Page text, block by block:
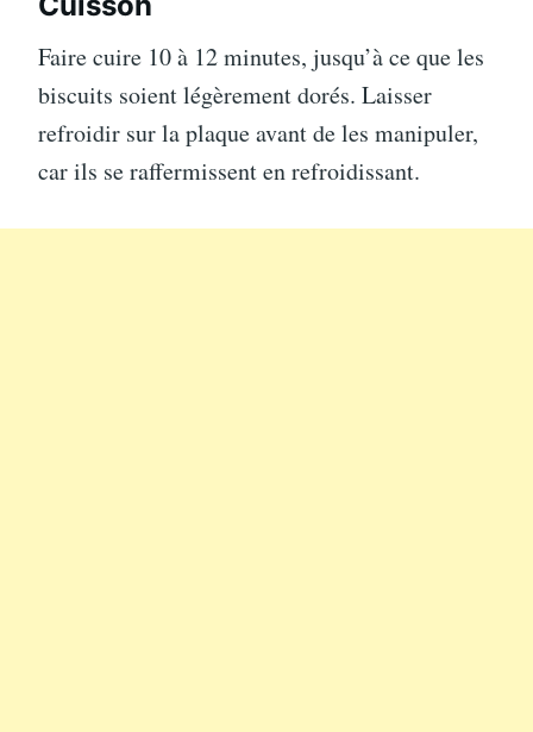
Faire cuire 10 à 12 minutes, jusqu’à ce que les
biscuits soient légèrement dorés. Laisser
refroidir sur la plaque avant de les manipuler,
car ils se raffermissent en refroidissant.